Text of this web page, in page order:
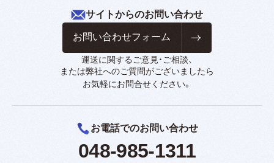
サイトからのお問い合わせ
お問い合わせフォーム
運送に関するご意見・ご相談、
または弊社へのご質問がございましたら
お気軽にお問合せください。
お電話でのお問い合わせ
048-985-1311